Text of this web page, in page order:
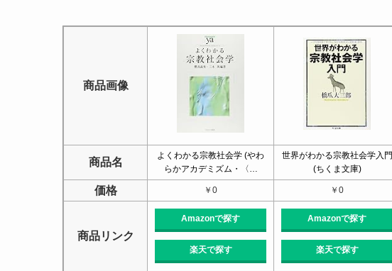
商品画像
商品名
よくわかる宗教社会学 (やわ
らかアカデミズム・〈…
世界がわかる宗教社会学入門
(ちくま文庫)
価格 ￥0 ￥0
商品リンク
Amazonで探す
楽天で探す
Amazonで探す
楽天で探す